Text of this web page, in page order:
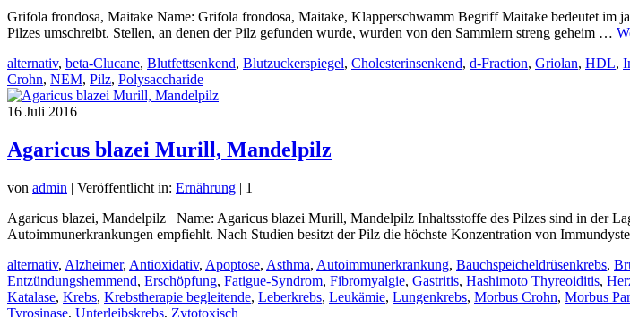
Grifola frondosa, Maitake Name: Grifola frondosa, Maitake, Klapperschwamm Begriff Maitake bedeutet im
Pilzes umschreibt. Stellen, an denen der Pilz gefunden wurde, wurden von den Sammlern streng geheim …
alternativ, beta-Clucane, Blutfettsenkend, Blutzuckerspiegel, Cholesterinsenkend, d-Fraction, Griolan, HDL,
Crohn, NEM, Pilz, Polysaccharide
16 Juli 2016
Agaricus blazei Murill, Mandelpilz
von admin | Veröffentlicht in: Ernährung | 1
Agaricus blazei, Mandelpilz Name: Agaricus blazei Murill, Mandelpilz Inhaltsstoffe des Pilzes sind in der
Autoimmunerkrankungen empfiehlt. Nach Studien besitzt der Pilz die höchste Konzentration von
alternativ, Alzheimer, Antioxidativ, Apoptose, Asthma, Autoimmunerkrankung, Bauchspeicheldrüsenkrebs,
Entzündungshemmend, Erschöpfung, Fatigue-Syndrom, Fibromyalgie, Gastritis, Hashimoto Thyreoiditis,
Katalase, Krebs, Krebstherapie begleitende, Leberkrebs, Leukämie, Lungenkrebs, Morbus Crohn, Morbus
Tyrosinase, Unterleibskrebs, Zytotoxisch